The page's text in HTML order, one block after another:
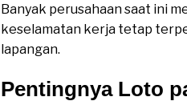
Banyak perusahaan saat ini
keselamatan kerja tetap
lapangan.
Pentingnya Loto